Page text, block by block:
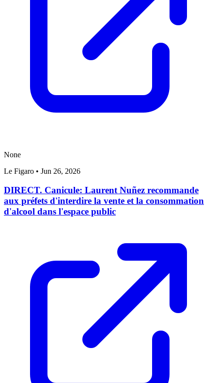
None
Le Figaro • Jun 26, 2026
DIRECT. Canicule: Laurent Nuñez recommande
aux préfets d'interdire la vente et la consommation
d'alcool dans l'espace public